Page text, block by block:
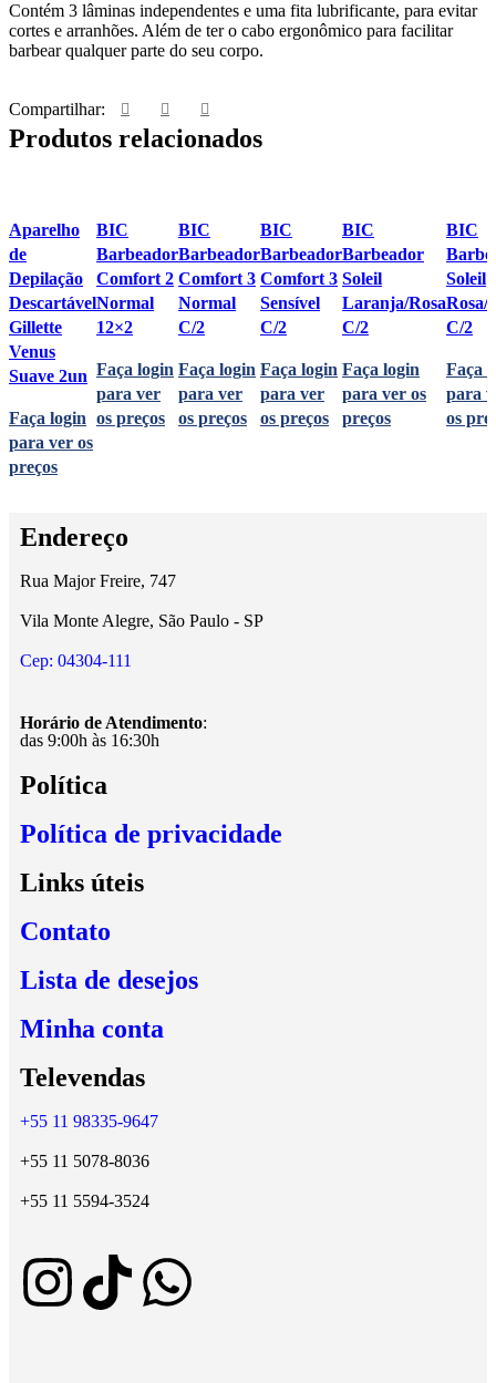
Contém 3 lâminas independentes e uma fita lubrificante, para evitar
cortes e arranhões. Além de ter o cabo ergonômico para facilitar
barbear qualquer parte do seu corpo.
Compartilhar:
Produtos relacionados
rápida
Adicionar à
lista de
desejos
Aparelho
de
Depilação
Descartável
Gillette
Venus
Suave 2un
Faça login
para ver os
preços
rápida
Adicionar à
lista de
desejos
BIC
Barbeador
Comfort 2
Normal
12×2
Faça login
para ver
os preços
rápida
Adicionar à
lista de
desejos
BIC
Barbeador
Comfort 3
Normal
C/2
Faça login
para ver
os preços
rápida
Adicionar à
lista de
desejos
BIC
Barbeador
Comfort 3
Sensível
C/2
Faça login
para ver
os preços
rápida
Adicionar à
lista de desejos
BIC
Barbeador
Soleil
Laranja/Rosa
C/2
Faça login
para ver os
preços
rápida
lista de
desejos
BIC
Soleil
Rosa/
C/2
Faça
para
os
Endereço
Rua Major Freire, 747
Vila Monte Alegre, São Paulo - SP
Cep: 04304-111
Horário de Atendimento:
das 9:00h às 16:30h
Política
Política de privacidade
Links úteis
Contato
Lista de desejos
Minha conta
Televendas
+55 11 98335-9647
+55 11 5078-8036
+55 11 5594-3524